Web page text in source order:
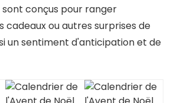
conçus pour ranger
cadeaux ou autres surprises de
un sentiment d'anticipation et de